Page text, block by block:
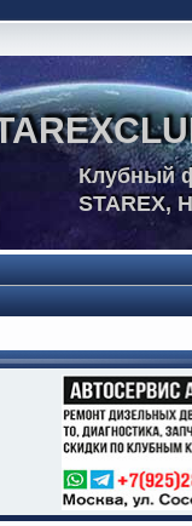
Клубный
STAREX,